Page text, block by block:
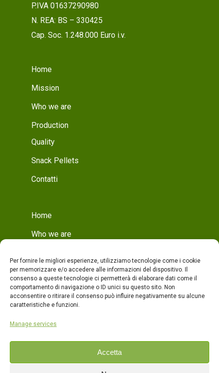
Per fornire le migliori esperienze, utilizziamo tecnologie come i cookie
per memorizzare e/o accedere alle informazioni del dispositivo. Il
consenso a queste tecnologie ci permetterà di elaborare dati come il
comportamento di navigazione o ID unici su questo sito. Non
acconsentire o ritirare il consenso può influire negativamente su alcune
caratteristiche e funzioni.
Manage services
Accetta
P.IVA 01637290980
N. REA: BS – 330425
Cap. Soc. 1.248.000 Euro i.v.
Home
Mission
Who we are
Production
Quality
Snack Pellets
Contatti
Home
Who we are
Who we are
Production
Production
Quality
Products